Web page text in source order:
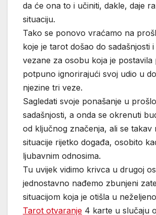
da će ona to i učiniti, dakle, daje
situaciju.
Tako se ponovo vraćamo na
koje je tarot došao do sadašnjosti
vezane za osobu koja je postavila
potpuno ignorirajući svoj udio u
njezine tri veze.
Sagledati svoje ponašanje u
sadašnjosti, a onda se okrenuti
od ključnog značenja, ali se takav
situacije rijetko događa, osobito
ljubavnim odnosima.
Tu uvijek vidimo krivca u drugoj
jednostavno nađemo zbunjeni
situacijom koja je otišla u
Tarot otvaranje 4 karte u slučaju